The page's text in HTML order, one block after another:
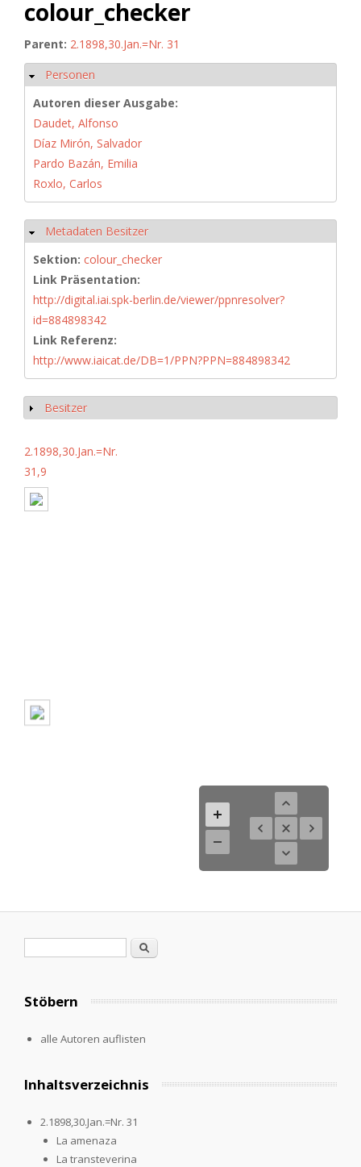
colour_checker
Parent: 2.1898,30.Jan.=Nr. 31
Hide
Personen
Autoren dieser Ausgabe:
Daudet, Alfonso
Díaz Mirón, Salvador
Pardo Bazán, Emilia
Roxlo, Carlos
Hide
Metadaten Besitzer
Sektion: colour_checker
Link Präsentation:
http://digital.iai.spk-berlin.de/viewer/ppnresolver?
id=884898342
Link Referenz:
http://www.iaicat.de/DB=1/PPN?PPN=884898342
Show
Besitzer
2.1898,30.Jan.=Nr.
31,9
Search
Stöbern
alle Autoren auflisten
Inhaltsverzeichnis
2.1898,30.Jan.=Nr. 31
La amenaza
La transteverina